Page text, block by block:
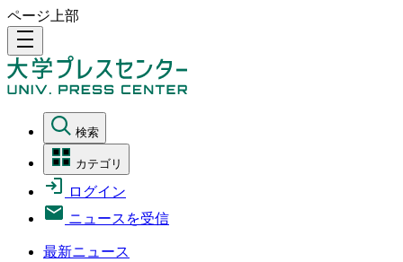
ページ上部
density_medium
検索
カテゴリ
ログイン
ニュースを受信
最新ニュース